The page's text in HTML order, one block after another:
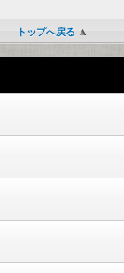
トップへ戻る